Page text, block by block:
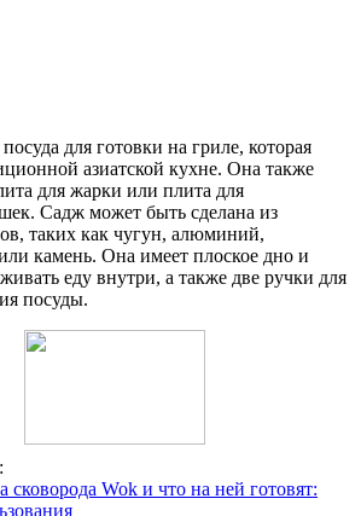
для готовки на гриле, которая
азиатской кухне. Она также
для жарки или плита для
Садж может быть сделана из
таких как чугун, алюминий,
камень. Она имеет плоское дно и
еду внутри, а также две ручки для
посуды.
сковорода Wok и что на ней готовят: